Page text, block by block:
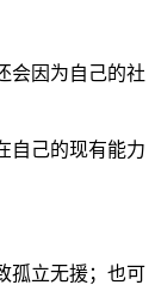
会因为自己的社
自己的现有能力
孤立无援；也可